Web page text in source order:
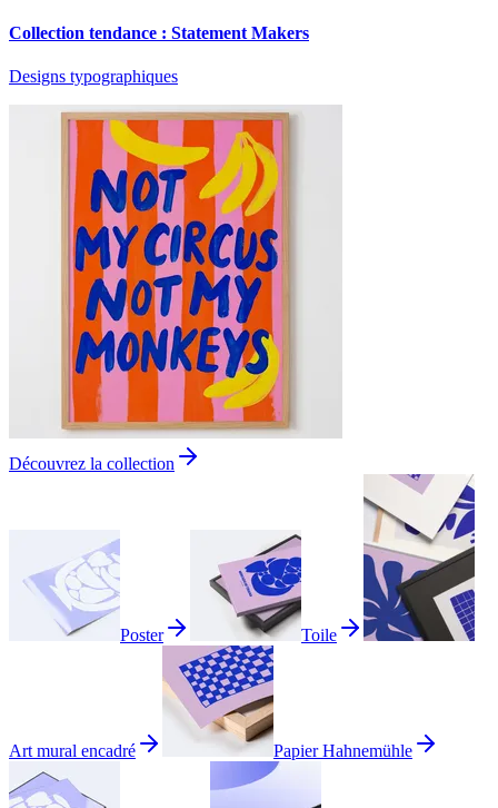
Collection tendance : Statement Makers
Designs typographiques
Découvrez la collection
Poster Toile
Art mural encadré Papier Hahnemühle